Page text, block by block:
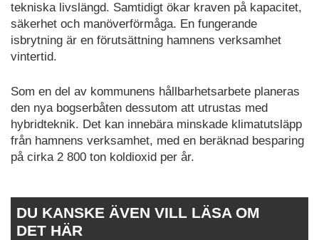
tekniska livslängd. Samtidigt ökar kraven på kapacitet,
säkerhet och manöverförmåga. En fungerande
isbrytning är en förutsättning hamnens verksamhet
vintertid.
Som en del av kommunens hållbarhetsarbete planeras
den nya bogserbåten dessutom att utrustas med
hybridteknik. Det kan innebära minskade klimatutsläpp
från hamnens verksamhet, med en beräknad besparing
på cirka 2 800 ton koldioxid per år.
DU KANSKE ÄVEN VILL LÄSA OM
DET HÄR